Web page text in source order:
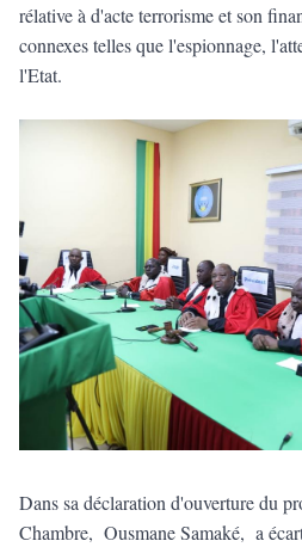
rélative à d'acte terrorisme et son
connexes telles que l'espionnage,
l'Etat.
Dans sa déclaration d'ouverture du
Chambre, Ousmane Samaké, a